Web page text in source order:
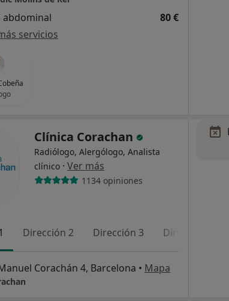
abdominal
80 €
servicios
Clínica Corachan
Radiólogo, Alergólogo, Analista
clínico · Ver más
1134 opiniones
Dirección 2 Dirección 3 Dirección 4
Corachán 4, Barcelona • Mapa